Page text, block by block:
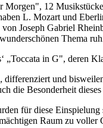
12
L. Mozart und
Joseph Gabriel
Thema
„Toccata in G", deren
und
die Besonderheit
für diese
Raum zu voller